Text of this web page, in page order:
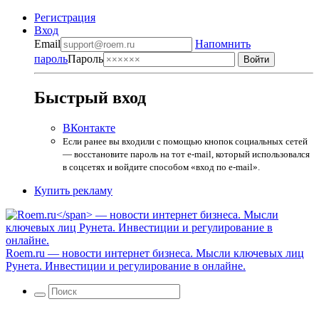
Регистрация
Вход
Email
Напомнить
парольПароль
Быстрый вход
ВКонтакте
Если ранее вы входили с помощью кнопок социальных сетей
— восстановите пароль на тот e-mail, который использовался
в соцсетях и войдите способом «вход по e-mail».
Купить рекламу
Roem.ru — новости интернет бизнеса. Мысли ключевых лиц
Рунета. Инвестиции и регулирование в онлайне.